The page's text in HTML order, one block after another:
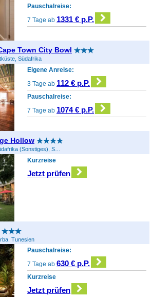
Pauschalreise:
7 Tage ab 1331 € p.P.
Town City Bowl
Südafrika
Eigene Anreise:
3 Tage ab 112 € p.P.
Pauschalreise:
7 Tage ab 1074 € p.P.
Hollow
White River, Südafrika (Sonstiges), Südafrika
Kurzreise
Jetzt prüfen
Tunesien
Pauschalreise:
7 Tage ab630 € p.P.
Kurzreise
Jetzt prüfen